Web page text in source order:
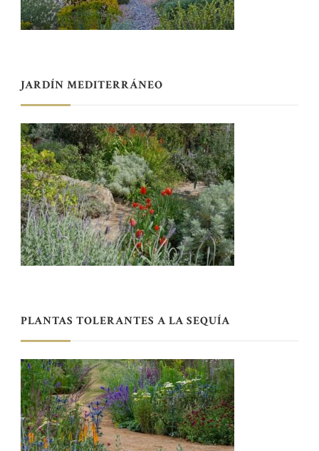
JARDÍN MEDITERRÁNEO
PLANTAS TOLERANTES A LA SEQUÍA